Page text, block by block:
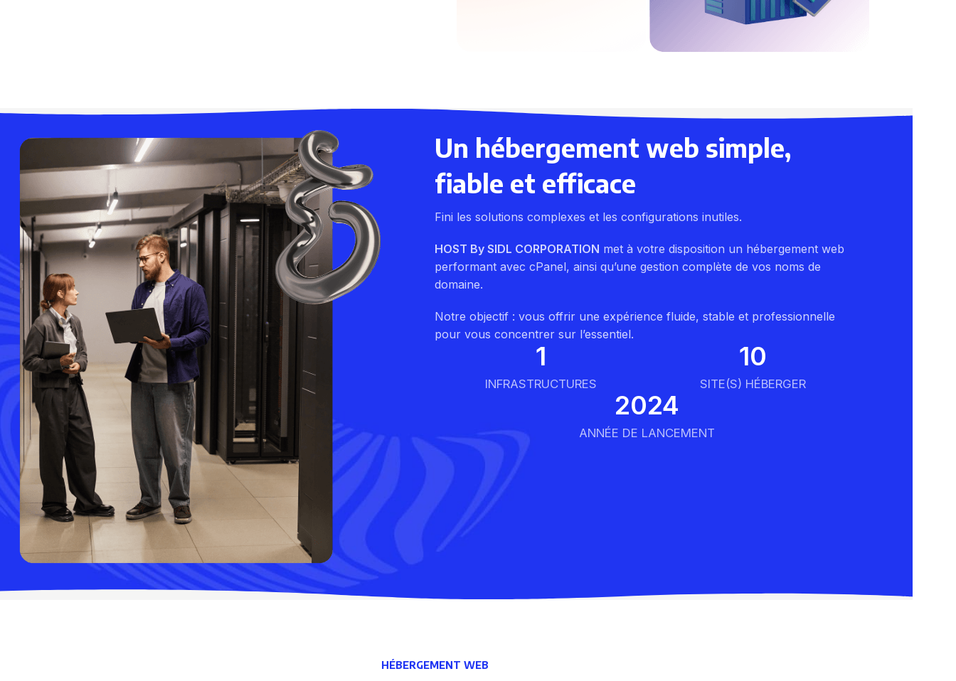
Un hébergement web simple,
fiable et efficace
Fini les solutions complexes et les configurations inutiles.
HOST By SIDL CORPORATION met à votre disposition un hébergement web
performant avec cPanel, ainsi qu’une gestion complète de vos noms de
domaine.
Notre objectif : vous offrir une expérience fluide, stable et professionnelle
pour vous concentrer sur l’essentiel.
1
INFRASTRUCTURES
10
SITE(S) HÉBERGER
2024
ANNÉE DE LANCEMENT
HÉBERGEMENT WEB